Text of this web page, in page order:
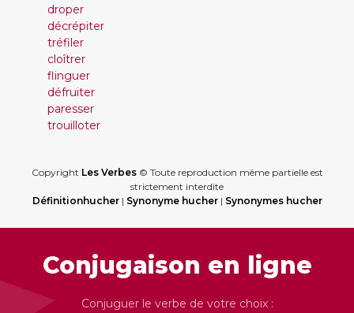
droper
décrépiter
tréfiler
cloîtrer
flinguer
défruiter
paresser
trouilloter
Copyright Les Verbes© Toute reproduction même partielle est
strictement interdite
Définitionhucher| Synonyme hucher| Synonymes hucher
Conjugaison en ligne
Conjuguer le verbe de votre choix :